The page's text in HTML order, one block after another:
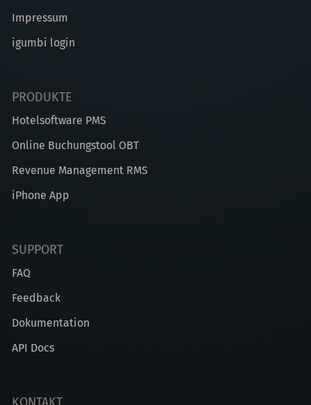
Impressum
igumbi login
PRODUKTE
Hotelsoftware PMS
Online Buchungstool OBT
Revenue Management RMS
iPhone App
SUPPORT
FAQ
Feedback
Dokumentation
API Docs